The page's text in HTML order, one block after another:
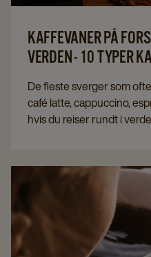
KAFFEVANER PÅ
VERDEN - 10 TYPER
De fleste sverger som
café latte, cappuccino,
hvis du reiser rundt i
Vi har samlet 10
glipp av når du er ute og